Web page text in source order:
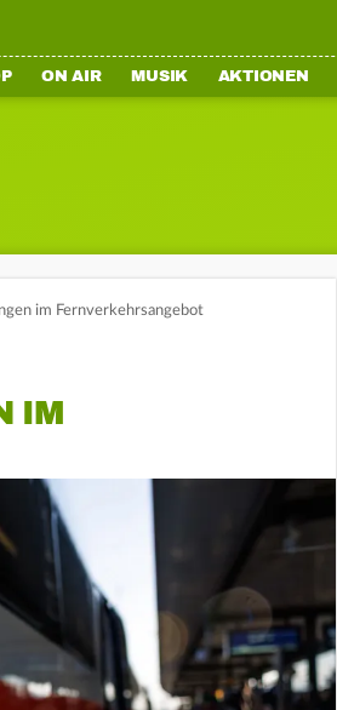
ON AIR MUSIK AKTIONEN
im Fernverkehrsangebot
IM